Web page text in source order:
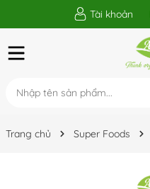
Tài khoản
Trang chủ Super Foods